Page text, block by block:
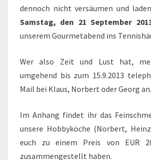
dennoch nicht versäumen und
Samstag, den 21 September
unserem Gourmetabend ins
Wer also Zeit und Lust hat,
umgehend bis zum 15.9.2013
Mail bei Klaus, Norbert oder Georg an.
Im Anhang findet ihr das
unsere Hobbyköche (Norbert,
euch zu einem Preis von EUR
zusammengestellt haben.